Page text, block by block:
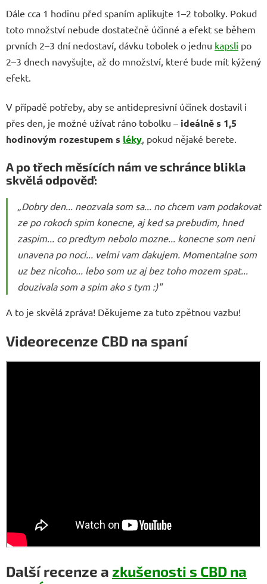
Dále cca 1 hodinu před spaním aplikujte 1–2 tobolky. Pokud
toto množství nebude dostatečně účinné a efekt se během
prvních 2–3 dní nedostaví, dávku tobolek o jednu kapsli po
2–3 dnech navyšujte, až do množství, které bude mít kýžený
efekt.
V případě potřeby, aby se antidepresivní účinek dostavil i
přes den, je možné užívat ráno tobolku – ideálně s 1,5
hodinovým rozestupem s léky, pokud nějaké berete.
A po třech měsících nám ve schránce blikla
skvělá odpověď:
„Dobry den... neozvala som sa... no chcem vam podakovat
ze po rokoch spim konecne, aj ked sa prebudim, hned
zaspim... co predtym nebolo mozne... konecne som neni
unavena po noci... velmi vam dakujem. Momentalne som
uz bez nicoho... lebo som uz aj bez toho mozem spat...
douzivala som a spim ako s tym :)"
A to je skvělá zpráva! Děkujeme za tuto zpětnou vazbu!
Videorecenze CBD na spaní
Další recenze a zkušenosti s CBD na